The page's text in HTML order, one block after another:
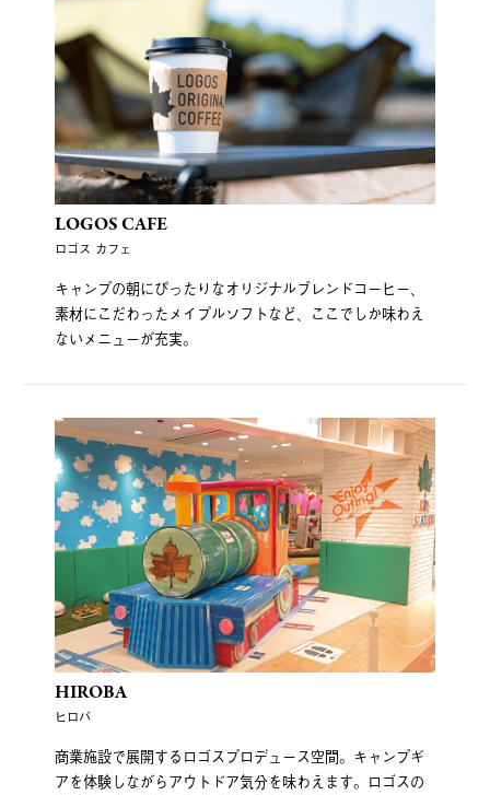
LOGOS CAFE
ロゴス カフェ
キャンプの朝にぴったりなオリジナルブレンドコーヒー、
素材にこだわったメイプルソフトなど、ここでしか味わえ
ないメニューが充実。
HIROBA
ヒロバ
商業施設で展開するロゴスプロデュース空間。キャンプギ
アを体験しながらアウトドア気分を味わえます。ロゴスの